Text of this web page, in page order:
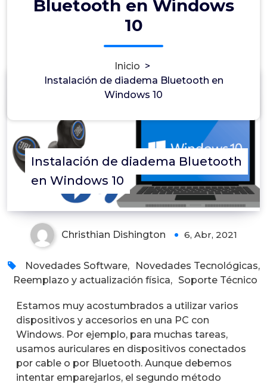
Bluetooth en Windows
10
Inicio >
Instalación de diadema Bluetooth en
Windows 10
Instalación de diadema Bluetooth
en Windows 10
Christhian Dishington 6, Abr, 2021
Novedades Software, Novedades Tecnológicas,
Reemplazo y actualización física, Soporte Técnico
Estamos muy acostumbrados a utilizar varios
dispositivos y accesorios en una PC con
Windows. Por ejemplo, para muchas tareas,
usamos auriculares en dispositivos conectados
por cable o por Bluetooth. Aunque debemos
intentar emparejarlos, el segundo método